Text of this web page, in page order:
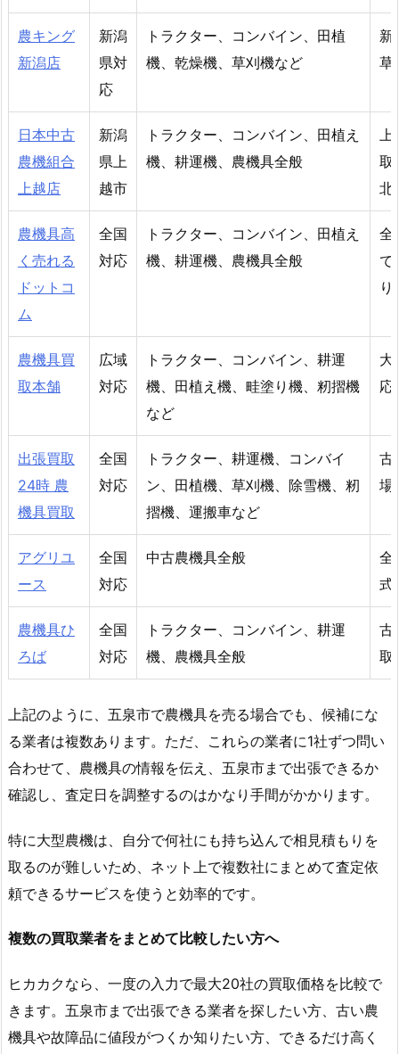
農キング
新潟店
新潟
県対
応
トラクター、コンバイン、田植
機、乾燥機、草刈機など
新
草
日本中古
農機組合
上越店
新潟
県上
越市
トラクター、コンバイン、田植え
機、耕運機、農機具全般
取
北
農機具高
く売れる
ドットコ
ム
全国
対応
トラクター、コンバイン、田植え
機、耕運機、農機具全般
全
で
り
農機具買
取本舗
広域
対応
トラクター、コンバイン、耕運
機、田植え機、畦塗り機、籾摺機
など
大
応
出張買取
24時 農
機具買取
全国
対応
トラクター、耕運機、コンバイ
ン、田植機、草刈機、除雪機、籾
摺機、運搬車など
古
場
アグリユ
ース
全国
対応
中古農機具全般
全
式
農機具ひ
ろば
全国
対応
トラクター、コンバイン、耕運
機、農機具全般
古
取
上記のように、五泉市で農機具を売る場合でも、候補にな
る業者は複数あります。ただ、これらの業者に1社ずつ問い
合わせて、農機具の情報を伝え、五泉市まで出張できるか
確認し、査定日を調整するのはかなり手間がかかります。
特に大型農機は、自分で何社にも持ち込んで相見積もりを
取るのが難しいため、ネット上で複数社にまとめて査定依
頼できるサービスを使うと効率的です。
複数の買取業者をまとめて比較したい方へ
ヒカカクなら、一度の入力で最大20社の買取価格を比較で
きます。五泉市まで出張できる業者を探したい方、古い農
機具や故障品に値段がつくか知りたい方、できるだけ高く